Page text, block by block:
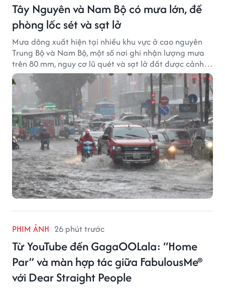
Tây Nguyên và Nam Bộ có mưa lớn, đề
phòng lốc sét và sạt lở
Mưa dông xuất hiện tại nhiều khu vực ở cao nguyên
Trung Bộ và Nam Bộ, một số nơi ghi nhận lượng mưa
trên 80 mm, nguy cơ lũ quét và sạt lở đất được cảnh
báo.
PHIM ẢNH 26 phút trước
Từ YouTube đến GagaOOLala: “Home
Par” và màn hợp tác giữa FabulousMe®
với Dear Straight People